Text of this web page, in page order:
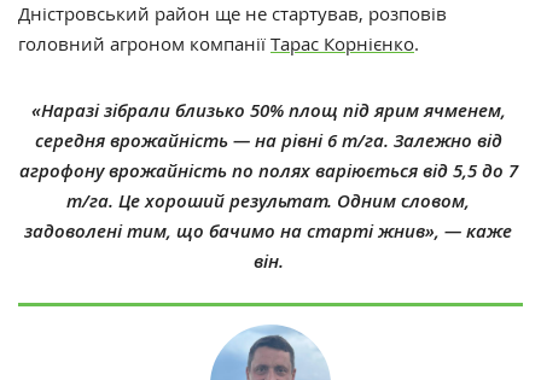
Дністровський район ще не стартував, розповів
головний агроном компанії Тарас Корнієнко.
«Наразі зібрали близько 50% площ під ярим ячменем,
середня врожайність — на рівні 6 т/га. Залежно від
агрофону врожайність по полях варіюється від 5,5 до 7
т/га. Це хороший результат. Одним словом,
задоволені тим, що бачимо на старті жнив», — каже
він.